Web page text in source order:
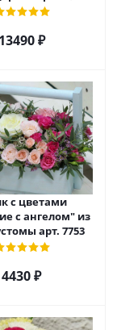
и гермини.
13490 ₽
с цветами
с ангелом" из
арт. 7753
4430 ₽